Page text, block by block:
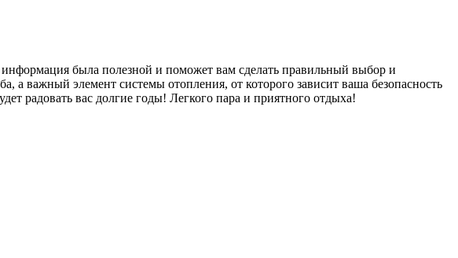
была полезной и поможет вам сделать правильный выбор и
важный элемент системы отопления, от которого зависит ваша безопасность
радовать вас долгие годы! Легкого пара и приятного отдыха!